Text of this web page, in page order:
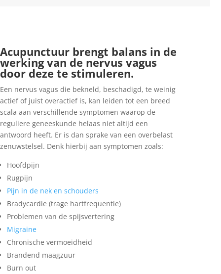
Acupunctuur brengt balans in de
werking van de nervus vagus
door deze te stimuleren.
Een nervus vagus die bekneld, beschadigd, te weinig
actief of juist overactief is, kan leiden tot een breed
scala aan verschillende symptomen waarop de
reguliere geneeskunde helaas niet altijd een
antwoord heeft. Er is dan sprake van een overbelast
zenuwstelsel. Denk hierbij aan symptomen zoals:
Hoofdpijn
Rugpijn
Pijn in de nek en schouders
Bradycardie (trage hartfrequentie)
Problemen van de spijsvertering
Migraine
Chronische vermoeidheid
Brandend maagzuur
Burn out